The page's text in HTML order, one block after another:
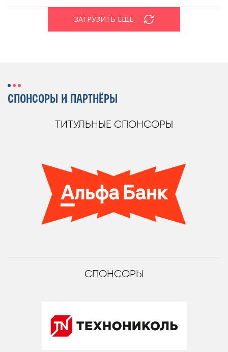
ЗАГРУЗИТЬ ЕЩЕ
СПОНСОРЫ И ПАРТНЁРЫ
ТИТУЛЬНЫЕ СПОНСОРЫ
СПОНСОРЫ